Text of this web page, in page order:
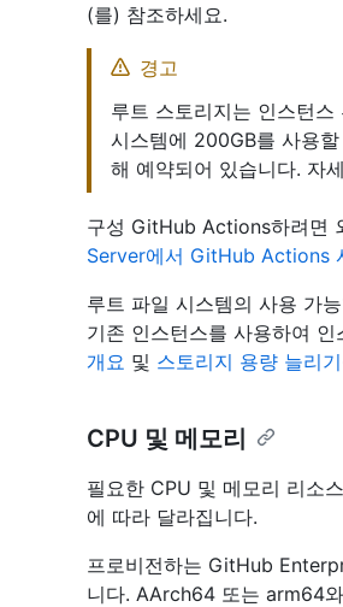
(를) 참조하세요.
경고
루트 스토리지는 인스턴
시스템에 200GB를 사용
해 예약되어 있습니다. 자
구성 GitHub Actions하려면
Server에서 GitHub Actions
루트 파일 시스템의 사용 가
기존 인스턴스를 사용하여
개요 및 스토리지 용량 늘리기
CPU 및 메모리
필요한 CPU 및 메모리 리소
에 따라 달라집니다.
프로비전하는 GitHub
니다. AArch64 또는 arm64